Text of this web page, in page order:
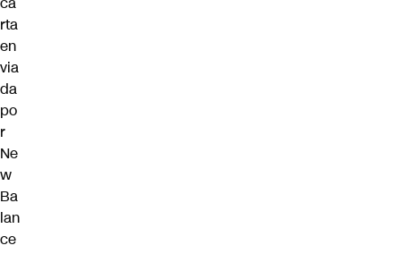
rta
en
via
da
po
r
Ne
w
Ba
lan
ce